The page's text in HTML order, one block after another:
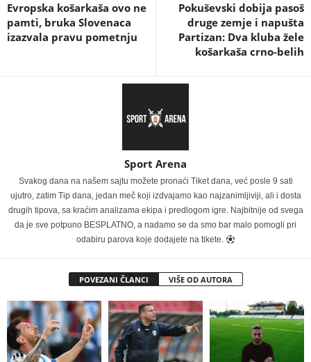
Evropska košarkaša ovo ne
pamti, bruka Slovenaca
izazvala pravu pometnju
Pokuševski dobija pasoš
druge zemje i napušta
Partizan: Dva kluba žele
košarkaša crno-belih
Sport Arena
Svakog dana na našem sajtu možete pronaći Tiket dana, već posle 9 sati
ujutro, zatim Tip dana, jedan meč koji izdvajamo kao najzanimljiviji, ali i dosta
drugih tipova, sa kraćim analizama ekipa i predlogom igre. Najbitnije od svega
da je sve potpuno BESPLATNO, a nadamo se da smo bar malo pomogli pri
odabiru parova koje dodajete na tikete.
POVEZANI ČLANCI VIŠE OD AUTORA